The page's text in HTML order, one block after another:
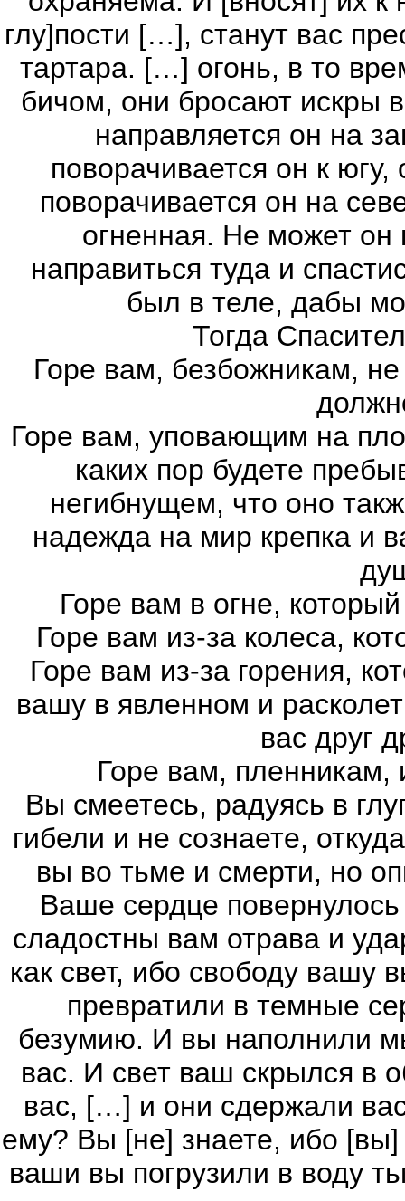
глу]пости […], станут вас
тартара. […] огонь, в то
бичом, они бросают искры
направляется он на
поворачивается он к
поворачивается он на
огненная. Не может он
направиться туда и
был в теле, дабы
Тогда
Горе вам, безбожникам,
Горе вам, уповающим на
каких пор будете
негибнущем, что оно
надежда на мир крепка и
Горе вам в огне,
Горе вам из-за колеса,
Горе вам из-за горения,
вашу в явленном и
вас друг
Горе вам,
Вы смеетесь, радуясь в
гибели и не сознаете,
вы во тьме и смерти, но
Ваше сердце
сладостны вам отрава и
как свет, ибо свободу вашу
превратили в темные
безумию. И вы наполнили
вас. И свет ваш скрылся в
вас, […] и они сдержали
ему? Вы [не] знаете, ибо
ваши вы погрузили в воду